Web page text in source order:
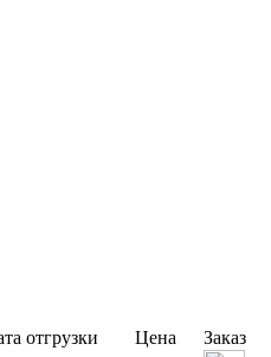
отгрузки Цена
Заказ